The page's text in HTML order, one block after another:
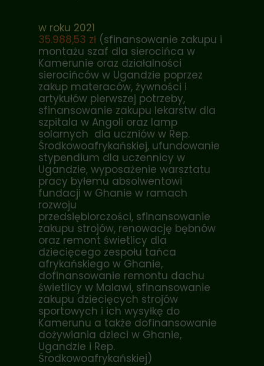
w roku 2021
35.988,53 zł (sfinansowanie zakupu i
montażu szaf dla sierocińca w
Kamerunie oraz działalności
sierocińców w Ugandzie poprzez
zakup materaców, żywności i
artykułów pierwszej potrzeby,
sfinansowanie zakupu lekarstw dla
szpitala w Angoli oraz lamp
solarnych dla uczniów w Rep.
Środkowoafrykańskiej, ufundowanie
stypendium dla uczennicy w
Ugandzie, wyposażenie warsztatu
pracy byłemu absolwentowi
fundacji w Ghanie w ramach
rozwoju
przedsiębiorczości, sfinansowanie
zakupu strojów, renowację bębnów
oraz remont świetlicy dla
dziecięcego zespołu tańca
afrykańskiego w Ghanie,
dofinansowanie remontu dachu
świetlicy w Malawi, sfinansowanie
zakupu dziecięcych strojów
sportowych i ich wysyłkę do
Kamerunu a także dofinansowanie
dożywiania dzieci w Ghanie,
Ugandzie i Rep.
Środkowoafrykańskiej)